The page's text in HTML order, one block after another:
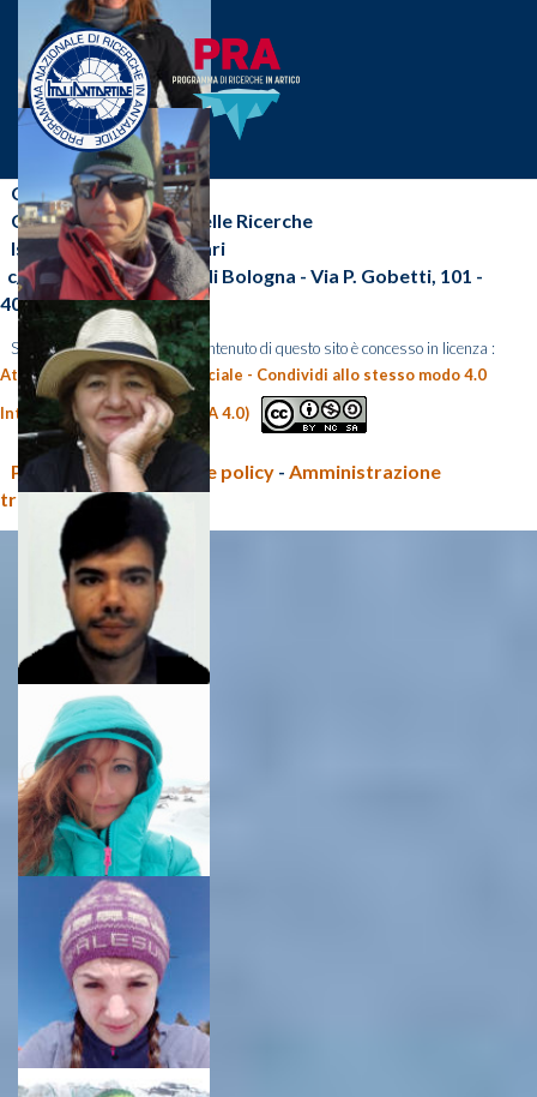
CNR-ISP
Consiglio Nazionale delle Ricerche
Istituto di Scienze Polari
c/o Area della Ricerca di Bologna - Via P. Gobetti, 101 -
40129 Bologna (BO)
Salvo diversa indicazione, il contenuto di questo sito è concesso in licenza :
Attribuzione - Non commerciale - Condividi allo stesso modo 4.0
Internazionale (CC BY-NC-SA 4.0)
Privacy policy e Cookie policy - Amministrazione
trasparente CNR